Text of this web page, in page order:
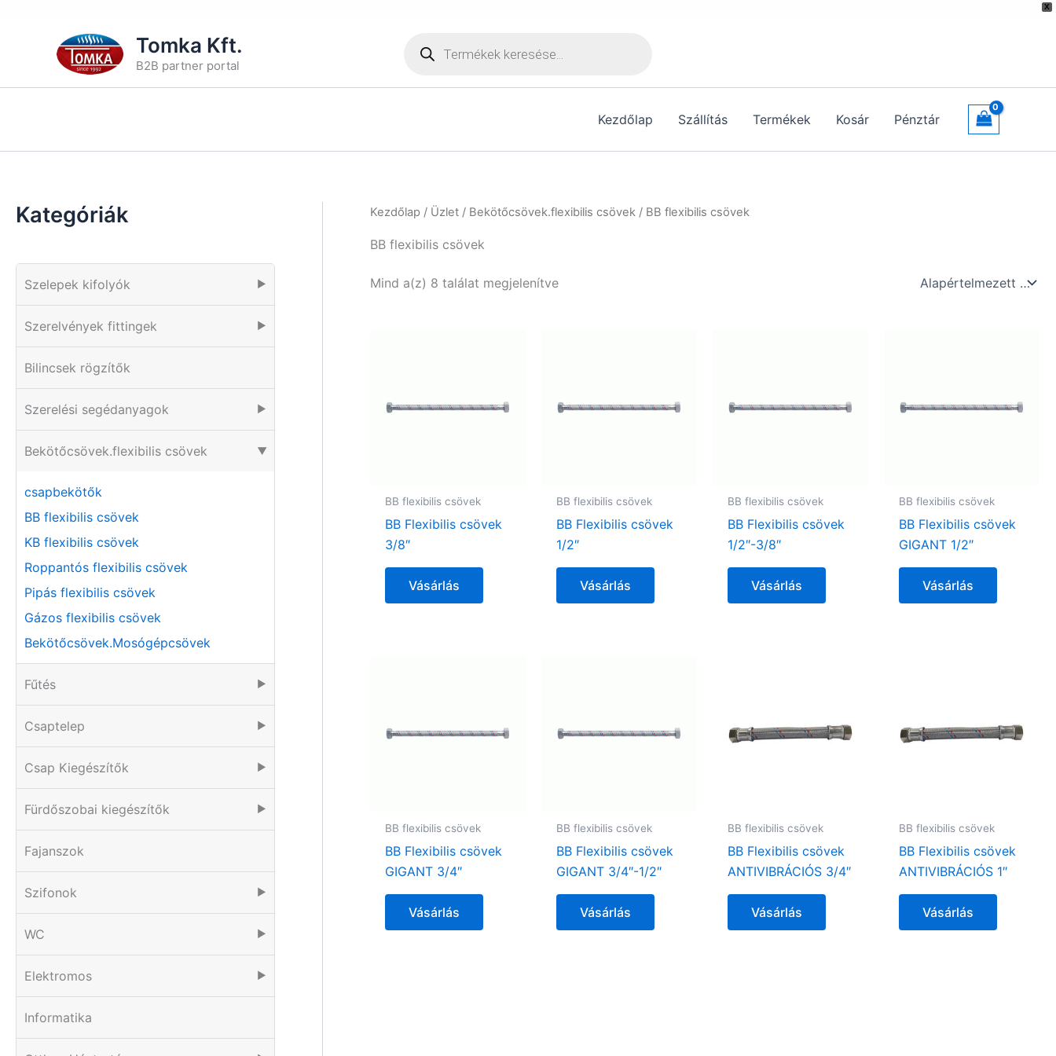
X
Tomka Kft.
B2B partner portal
search
Kezdőlap Szállítás Termékek Kosár Pénztár
Kategóriák
Szelepek kifolyók ▶
Szerelvények fittingek ▶
Bilincsek rögzítők
Szerelési segédanyagok ▶
Bekötőcsövek.flexibilis csövek ▶
csapbekötők
BB flexibilis csövek
KB flexibilis csövek
Roppantós flexibilis csövek
Pipás flexibilis csövek
Gázos flexibilis csövek
Bekötőcsövek.Mosógépcsövek
Fűtés ▶
Csaptelep ▶
Csap Kiegészítők ▶
Fürdőszobai kiegészítők ▶
Fajanszok
Szifonok ▶
WC ▶
Elektromos ▶
Informatika
Kezdőlap / Üzlet / Bekötőcsövek.flexibilis csövek / BB flexibilis csövek
BB flexibilis csövek
Mind a(z) 8 találat megjelenítve
BB flexibilis csövek
BB Flexibilis csövek
3/8″
Vásárlás
BB flexibilis csövek
BB Flexibilis csövek
1/2″
Vásárlás
BB flexibilis csövek
BB Flexibilis csövek
1/2″-3/8″
Vásárlás
BB flexibilis csövek
BB Flexibilis csövek
GIGANT 1/2″
Vásárlás
BB flexibilis csövek
BB Flexibilis csövek
GIGANT 3/4″
Vásárlás
BB flexibilis csövek
BB Flexibilis csövek
GIGANT 3/4″-1/2″
Vásárlás
BB flexibilis csövek
BB Flexibilis csövek
ANTIVIBRÁCIÓS 3/4″
Vásárlás
BB flexibilis csövek
BB Flexibilis csövek
ANTIVIBRÁCIÓS 1″
Vásárlás